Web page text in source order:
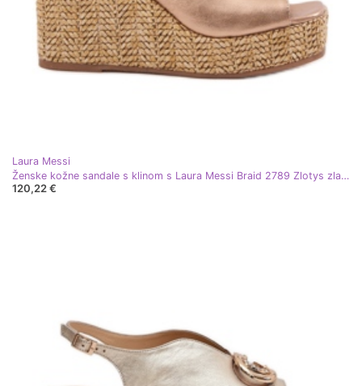
Laura Messi
Ženske kožne sandale s klinom s Laura Messi Braid 2789 Zlotys zlatni
120,22 €